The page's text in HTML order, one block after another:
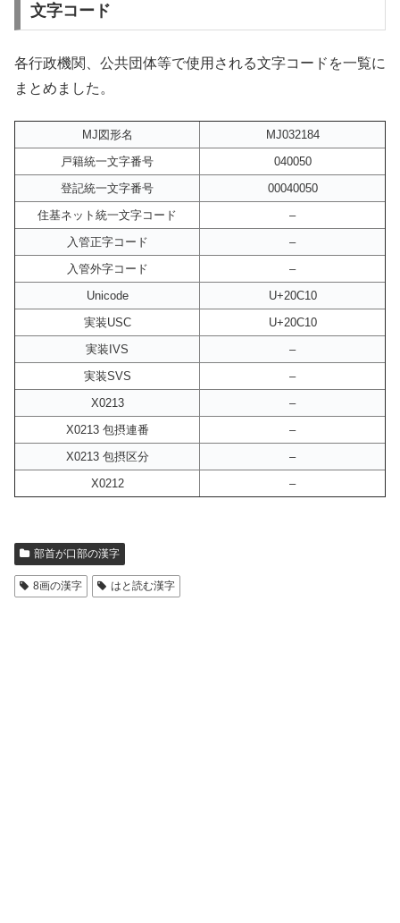
文字コード
各行政機関、公共団体等で使用される文字コードを一覧に
まとめました。
MJ図形名
MJ032184
戸籍統一文字番号
040050
登記統一文字番号
00040050
住基ネット統一文字コード
–
入管正字コード
–
入管外字コード
–
Unicode
U+20C10
実装USC
U+20C10
実装IVS
–
実装SVS
–
X0213
–
X0213 包摂連番
–
X0213 包摂区分
–
X0212
–
部首が口部の漢字
8画の漢字 はと読む漢字